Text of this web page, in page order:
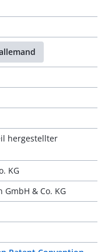
hergestellter
KG
GmbH & Co. KG